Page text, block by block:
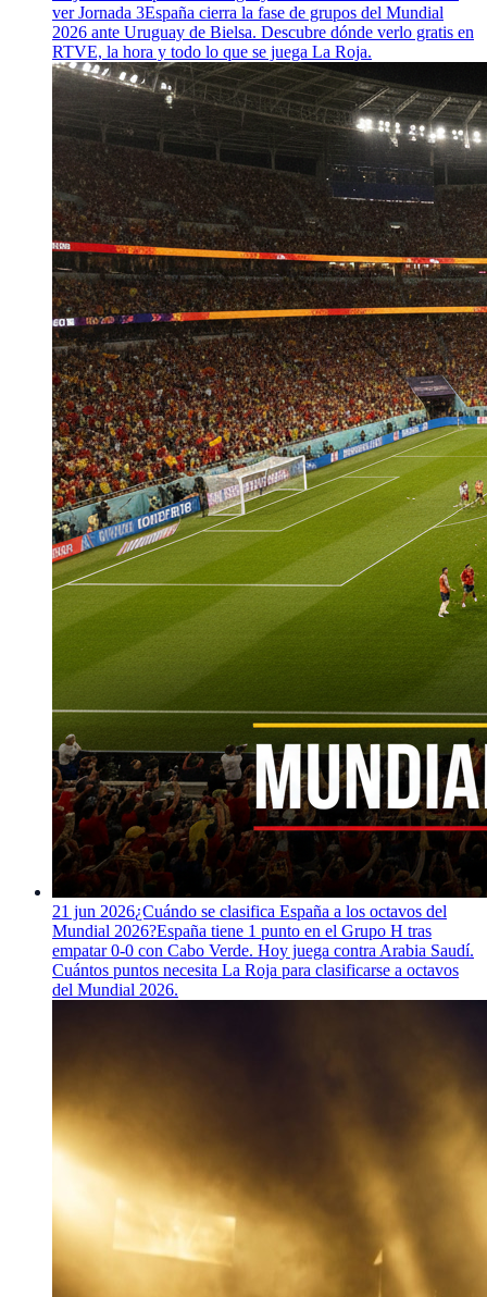
ver Jornada 3España cierra la fase de grupos del Mundial
2026 ante Uruguay de Bielsa. Descubre dónde verlo gratis en
RTVE, la hora y todo lo que se juega La Roja.
21 jun 2026¿Cuándo se clasifica España a los octavos del
Mundial 2026?España tiene 1 punto en el Grupo H tras
empatar 0-0 con Cabo Verde. Hoy juega contra Arabia Saudí.
Cuántos puntos necesita La Roja para clasificarse a octavos
del Mundial 2026.